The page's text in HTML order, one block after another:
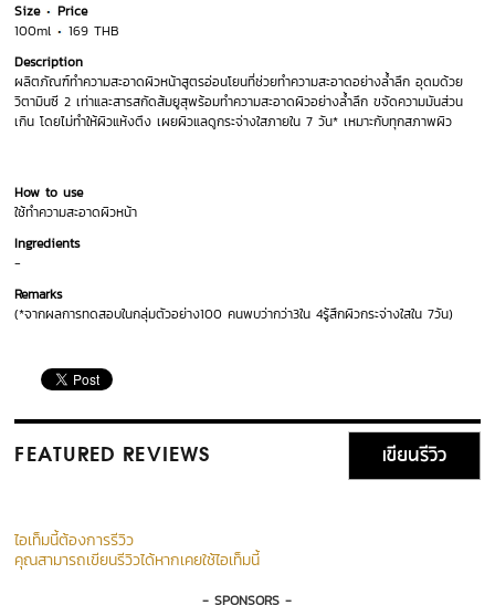
Size
Price
100ml
169 THB
Description
ผลิตภัณฑ์ทำความสะอาดผิวหน้าสูตรอ่อนโยนที่ช่วยทำความสะอาดอย่างล้ำลึก อุดมด้วย
วิตามินซี 2 เท่าและสารสกัดส้มยูสุพร้อมทำความสะอาดผิวอย่างล้ำลึก ขจัดความมันส่วน
เกิน โดยไม่ทำให้ผิวแห้งตึง เผยผิวแลดูกระจ่างใสภายใน 7 วัน* เหมาะกับทุกสภาพผิว
How to use
ใช้ทำความสะอาดผิวหน้า
Ingredients
-
Remarks
(*จากผลการทดสอบในกลุ่มตัวอย่าง100 คนพบว่ากว่า3ใน 4รู้สึกผิวกระจ่างใสใน 7วัน)
FEATURED REVIEWS เขียนรีวิว
ไอเท็มนี้ต้องการรีวิว
คุณสามารถเขียนรีวิวได้หากเคยใช้ไอเท็มนี้
- SPONSORS -